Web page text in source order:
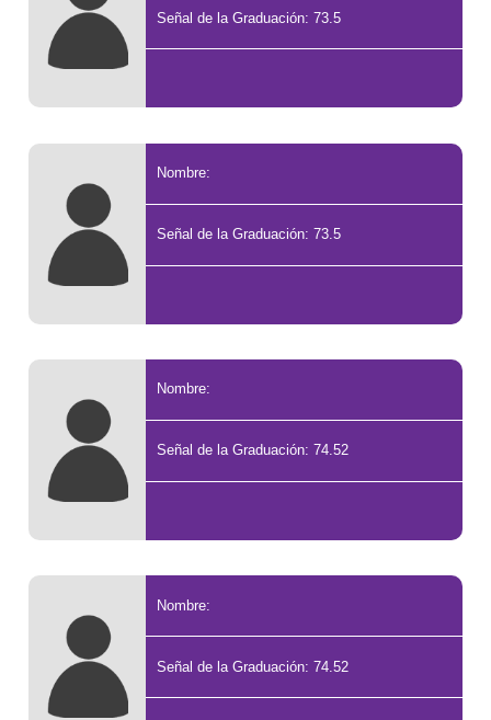
Señal de la Graduación: 73.5
Nombre:
Señal de la Graduación: 73.5
Nombre:
Señal de la Graduación: 74.52
Nombre:
Señal de la Graduación: 74.52